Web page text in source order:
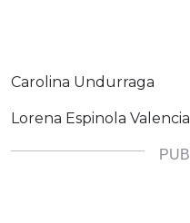
Carolina Undurraga
Lorena Espinola Valencia